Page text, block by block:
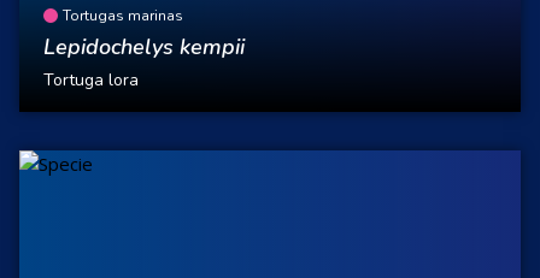
Tortugas marinas
Lepidochelys kempii
Tortuga lora